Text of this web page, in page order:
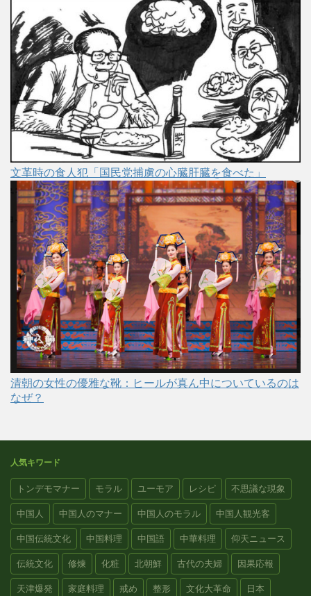
文革時の食人犯「国民党捕虜の心臓肝臓を食べた」
清朝の女性の優雅な靴：ヒールが真ん中についているのは
なぜ？
人気キワード
トンデモマナー モラル ユーモア レシピ 不思議な現象
中国人 中国人のマナー 中国人のモラル 中国人観光客
中国伝統文化 中国料理 中国語 中華料理 仰天ニュース
伝統文化 修煉 化粧 北朝鮮 古代の夫婦 因果応報
天津爆発 家庭料理 戒め 整形 文化大革命 日本